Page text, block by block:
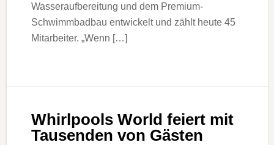
Wasseraufbereitung und dem Premium-
Schwimmbadbau entwickelt und zählt heute 45
Mitarbeiter. „Wenn […]
Whirlpools World feiert mit
Tausenden von Gästen